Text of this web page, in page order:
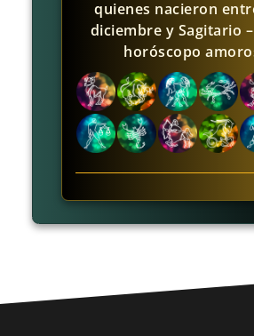
quienes nacieron
diciembre y Sagitario
horóscopo